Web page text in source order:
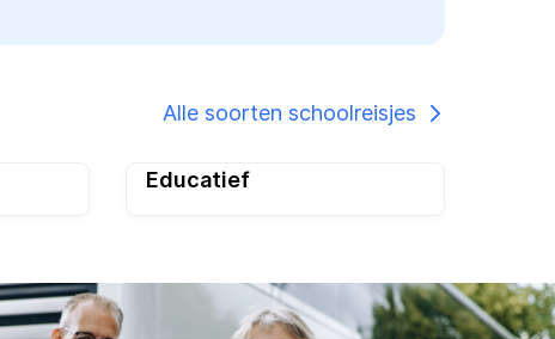
Alle soorten schoolreisjes
Educatief